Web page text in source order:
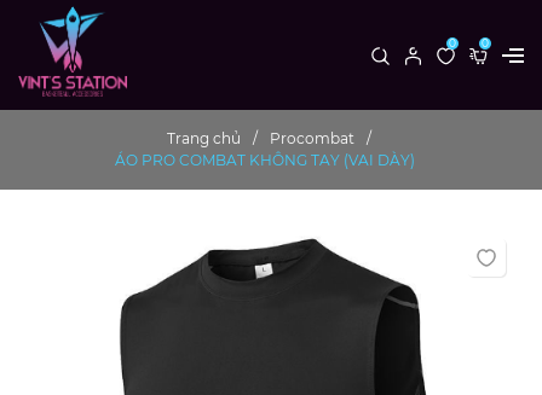
0 0
Trang chủ
Procombat
ÁO PRO COMBAT KHÔNG TAY (VAI DÀY)